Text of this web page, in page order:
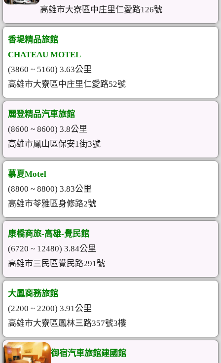
高雄市大寮區中庄里仁愛路126號
香堤精品旅館
CHATEAU MOTEL
(3860 ~ 5160) 3.63公里
高雄市大寮區中庄里仁愛路52號
麗登精品汽車旅館
(8600 ~ 8600) 3.8公里
高雄市鳳山區保安1街3號
慕夏Motel
(8800 ~ 8800) 3.83公里
高雄市苓雅區身修路2號
康橋商旅-高雄-覺民館
(6720 ~ 12480) 3.84公里
高雄市三民區覺民路291號
大鳳商務旅館
(2200 ~ 2200) 3.91公里
高雄市大寮區鳳林三路357號3樓
御宿汽車旅館建國館